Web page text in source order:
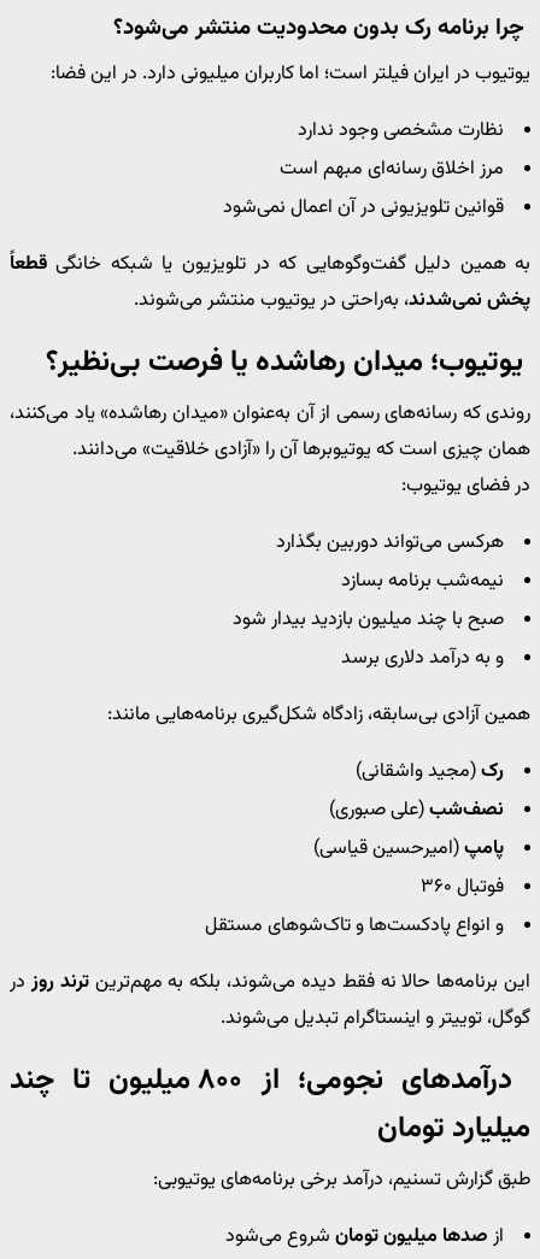
چرا برنامه رک بدون محدودیت منتشر می‌شود؟
یوتیوب در ایران فیلتر است؛ اما کاربران میلیونی دارد. در این فضا:
نظارت مشخصی وجود ندارد
مرز اخلاق رسانه‌ای مبهم است
قوانین تلویزیونی در آن اعمال نمی‌شود
به همین دلیل گفت‌وگوهایی که در تلویزیون یا شبکه خانگی قطعاً
پخش نمی‌شدند، به‌راحتی در یوتیوب منتشر می‌شوند.
یوتیوب؛ میدان رهاشده یا فرصت بی‌نظیر؟
روندی که رسانه‌های رسمی از آن به‌عنوان «میدان رهاشده» یاد می‌کنند،
همان چیزی است که یوتیوبرها آن را «آزادی خلاقیت» می‌دانند.
در فضای یوتیوب:
هرکسی می‌تواند دوربین بگذارد
نیمه‌شب برنامه بسازد
صبح با چند میلیون بازدید بیدار شود
و به درآمد دلاری برسد
همین آزادی بی‌سابقه، زادگاه شکل‌گیری برنامه‌هایی مانند:
رک(مجید واشقانی)
نصف‌شب(علی صبوری)
پامپ(امیرحسین قیاسی)
فوتبال ۳۶۰
و انواع پادکست‌ها و تاک‌شوهای مستقل
این برنامه‌ها حالا نه فقط دیده می‌شوند، بلکه به مهم‌ترینترند روزدر
گوگل، توییتر و اینستاگرام تبدیل می‌شوند.
درآمدهای نجومی؛ از ۸۰۰ میلیون تا چند
میلیارد تومان
طبق گزارش تسنیم، درآمد برخی برنامه‌های یوتیوبی:
از صدها میلیون تومان شروع می‌شود